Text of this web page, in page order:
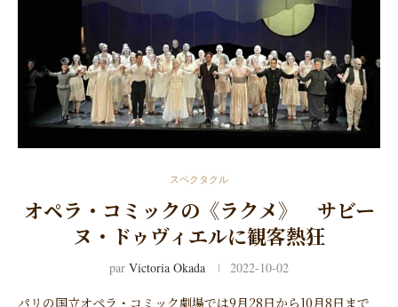
スペクタクル
オペラ・コミックの《ラクメ》 サビー
ヌ・ドゥヴィエルに観客熱狂
par Victoria Okada 2022-10-02
パリの国立オペラ・コミック劇場では9月28日から10月8日まで